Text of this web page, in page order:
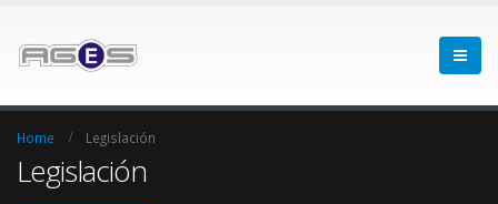
Home Legislación
Legislación